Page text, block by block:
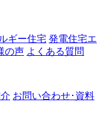
ギー住宅 発電住宅エ
の声 よくある質問
お問い合わせ･資料